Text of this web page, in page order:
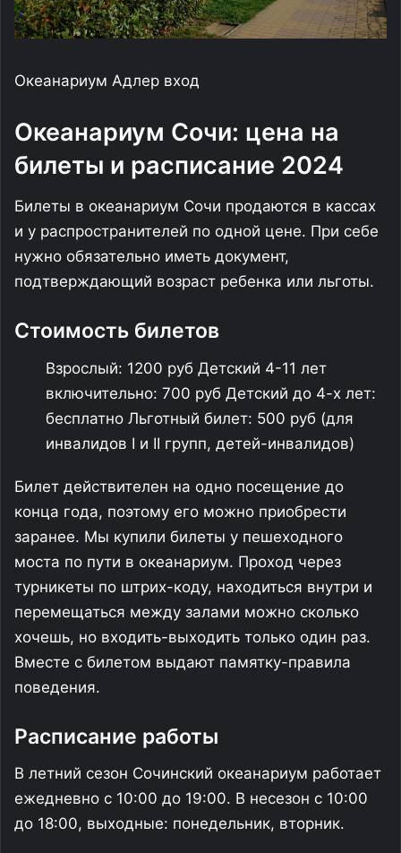
Океанариум Адлер вход
Океанариум Сочи: цена на
билеты и расписание 2024
Билеты в океанариум Сочи продаются в кассах
и у распространителей по одной цене. При себе
нужно обязательно иметь документ,
подтверждающий возраст ребенка или льготы.
Стоимость билетов
Взрослый: 1200 руб Детский 4-11 лет
включительно: 700 руб Детский до 4-х лет:
бесплатно Льготный билет: 500 руб (для
инвалидов I и II групп, детей-инвалидов)
Билет действителен на одно посещение до
конца года, поэтому его можно приобрести
заранее. Мы купили билеты у пешеходного
моста по пути в океанариум. Проход через
турникеты по штрих-коду, находиться внутри и
перемещаться между залами можно сколько
хочешь, но входить-выходить только один раз.
Вместе с билетом выдают памятку-правила
поведения.
Расписание работы
В летний сезон Сочинский океанариум работает
ежедневно с 10:00 до 19:00. В несезон с 10:00
до 18:00, выходные: понедельник, вторник.